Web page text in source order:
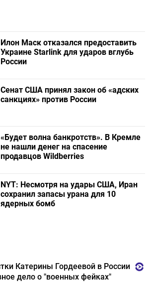
Илон Маск отказался предоставить
Украине Starlink для ударов вглубь
России
Сенат США принял закон об «адских
санкциях» против России
«Будет волна банкротств». В Кремле
не нашли денег на спасение
продавцов Wildberries
NYT: Несмотря на удары США, Иран
сохранил запасы урана для 10
ядерных бомб